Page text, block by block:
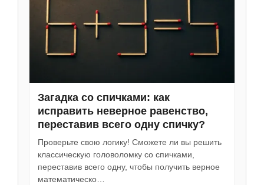
Загадка со спичками: как
исправить неверное равенство,
переставив всего одну спичку?
Проверьте свою логику! Сможете ли вы решить
классическую головоломку со спичками,
переставив всего одну, чтобы получить верное
математическо…